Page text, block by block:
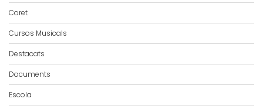
Coret
Cursos Musicals
Destacats
Documents
Escola